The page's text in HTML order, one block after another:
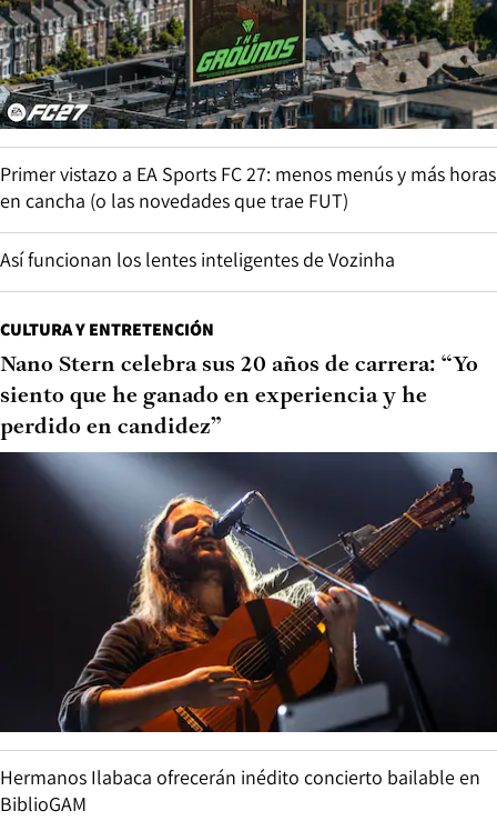
Primer vistazo a EA Sports FC 27: menos menús y más horas
en cancha (o las novedades que trae FUT)
Así funcionan los lentes inteligentes de Vozinha
CULTURA Y ENTRETENCIÓN
Nano Stern celebra sus 20 años de carrera: “Yo
siento que he ganado en experiencia y he
perdido en candidez”
Hermanos Ilabaca ofrecerán inédito concierto bailable en
BiblioGAM